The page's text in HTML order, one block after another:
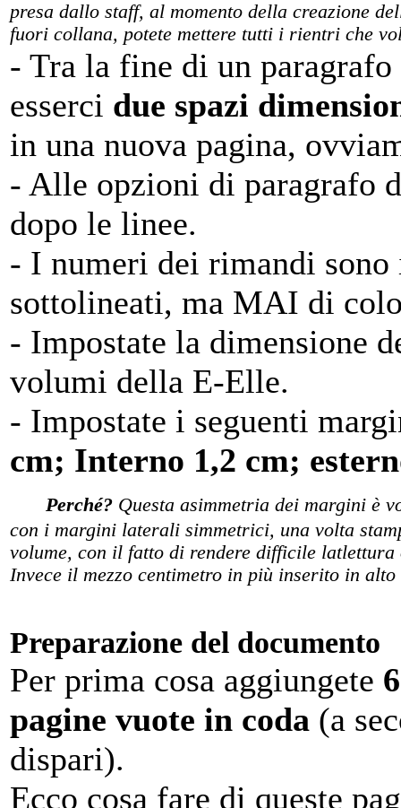
presa dallo staff, al momento della creazione
fuori collana, potete mettere tutti i rientri che
- Tra la fine di un
esserci due spazi
in una nuova pagina,
- Alle opzioni di paragrafo
dopo le linee.
- I numeri dei rimandi
sottolineati, ma MAI di
- Impostate la dimensione
volumi della E-Elle.
- Impostate i seguenti
cm; Interno 1,2 cm;
Perché? Questa asimmetria dei margini è
con i margini laterali simmetrici, una volta
volume, con il fatto di rendere difficile
Invece il mezzo centimetro in più inserito in
Preparazione del documento
Per prima cosa aggiungete
pagine vuote in coda (a
dispari).
Ecco cosa fare di queste